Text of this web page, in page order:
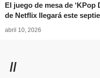
El juego de mesa de ‘KPop
de Netflix llegará este
abril 10, 2026
//